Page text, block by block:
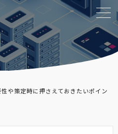
や策定時に押さえておきたいポイン